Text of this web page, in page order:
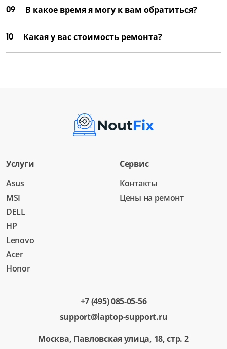
09 В какое время я могу к вам обратиться?
10 Какая у вас стоимость ремонта?
Услуги
Asus
MSI
DELL
HP
Lenovo
Acer
Honor
Сервис
Контакты
Цены на ремонт
+7 (495) 085-05-56
support@laptop-support.ru
Москва, Павловская улица, 18, стр. 2